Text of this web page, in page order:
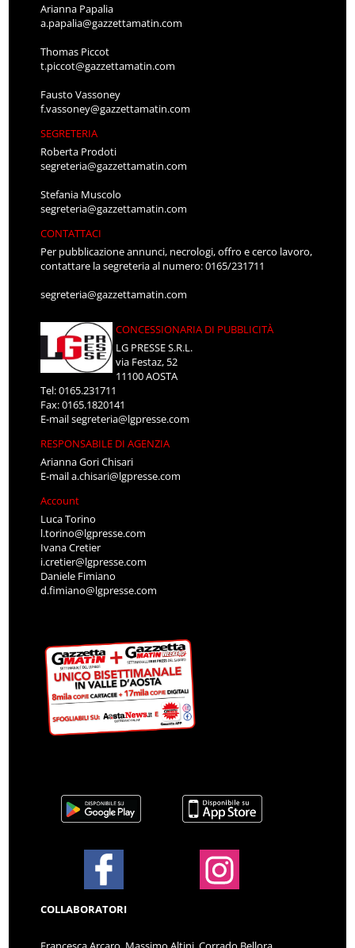
Arianna Papalia
a.papalia@gazzettamatin.com
Thomas Piccot
t.piccot@gazzettamatin.com
Fausto Vassoney
f.vassoney@gazzettamatin.com
SEGRETERIA
Roberta Prodoti
segreteria@gazzettamatin.com
Stefania Muscolo
segreteria@gazzettamatin.com
CONTATTACI
Per pubblicazione annunci, necrologi, offro e cerco lavoro,
contattare la segreteria al numero: 0165/231711
segreteria@gazzettamatin.com
CONCESSIONARIA DI PUBBLICITÀ
LG PRESSE S.R.L.
via Festaz, 52
11100 AOSTA
Tel: 0165.231711
Fax: 0165.1820141
E-mailsegreteria@lgpresse.com
RESPONSABILE DI AGENZIA
Arianna Gori Chisari
E-maila.chisari@lgpresse.com
Account
Luca Torino
l.torino@lgpresse.com
Ivana Cretier
i.cretier@lgpresse.com
Daniele Fimiano
d.fimiano@lgpresse.com
COLLABORATORI